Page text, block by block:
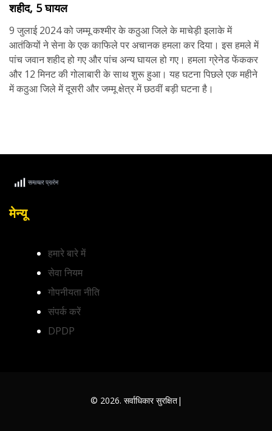
शहीद, 5 घायल
9 जुलाई 2024 को जम्मू कश्मीर के कठुआ जिले के माचेड़ी इलाके में
आतंकियों ने सेना के एक काफिले पर अचानक हमला कर दिया। इस हमले में
पांच जवान शहीद हो गए और पांच अन्य घायल हो गए। हमला ग्रेनेड फेंककर
और 12 मिनट की गोलाबारी के साथ शुरू हुआ। यह घटना पिछले एक महीने
में कठुआ जिले में दूसरी और जम्मू क्षेत्र में छठवीं बड़ी घटना है।
मेन्यू
हमारे बारे में
सेवा नियम
गोपनीयता नीति
संपर्क करें
DPDP
© 2026. सर्वाधिकार सुरक्षित|